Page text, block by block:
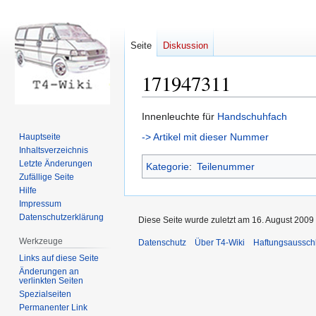
171947311
Zur
Navigation
Zur
Suche
Innenleuchte für Handschuhfach
-> Artikel mit dieser Nummer
Kategorie: Teilenummer
Seite Diskussion
Hauptseite
Inhaltsverzeichnis
Letzte Änderungen
Zufällige Seite
Hilfe
Impressum
Datenschutzerklärung
Werkzeuge
Links auf diese Seite
Änderungen an
verlinkten Seiten
Spezialseiten
Permanenter Link
Diese Seite wurde zuletzt am 16. August
Datenschutz Über T4-Wiki